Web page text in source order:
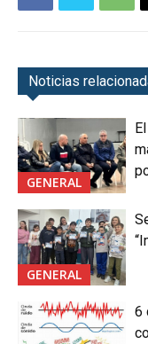
Noticias
GENERAL
GENERAL
6